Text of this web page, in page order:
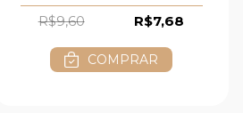
R$9,60
R$7,68
COMPRAR